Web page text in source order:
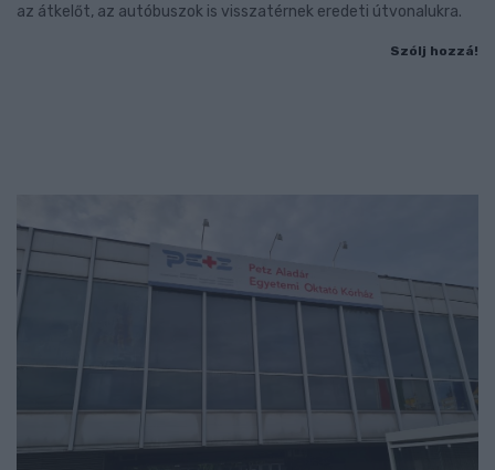
az átkelőt, az autóbuszok is visszatérnek eredeti útvonalukra.
Szólj hozzá!